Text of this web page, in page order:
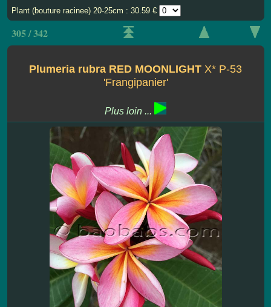
Plant (bouture racinee) 20-25cm : 30.59 €
305 / 342
Plumeria rubra RED MOONLIGHT X* P-53
'Frangipanier'
Plus loin ...